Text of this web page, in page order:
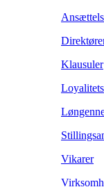
Klausuler
Vikarer